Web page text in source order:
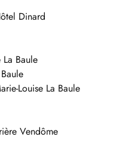
Dinard
Baule
Louise La Baule
Vendôme